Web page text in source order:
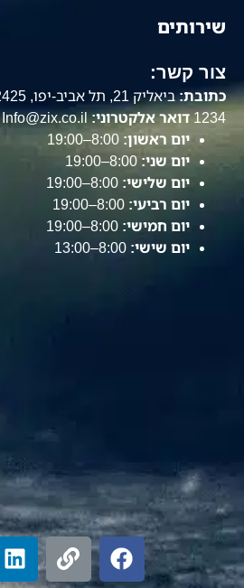
שירותים
צור קשר:
כתובת:ביאליק 21, תל אביב-יפו, 6332425
1234 דואר אלקטרוני:Info@zix.co.il
יום ראשון:
יום שני:
יום שלישי:
יום רביעי:
יום חמישי:
יום שישי: